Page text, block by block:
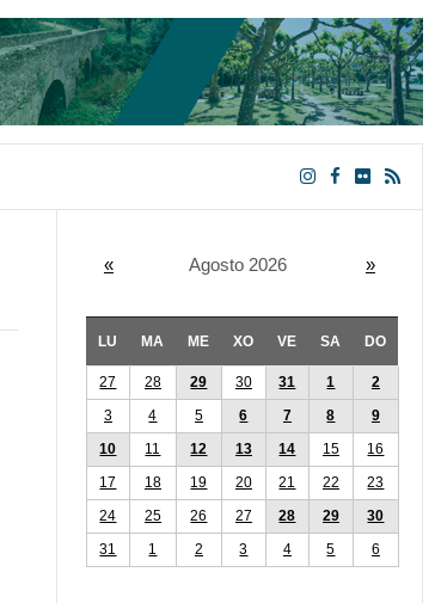
« Agosto 2026 »
LU MA ME XO VE SA DO
27 28 29 30 31 1
2
3
4 5 6 7 8
9
10
11 12 13 14 15
16
17
18 19 20 21 22
23
24
25 26 27 28 29
30
31
1 2 3 4 5 6